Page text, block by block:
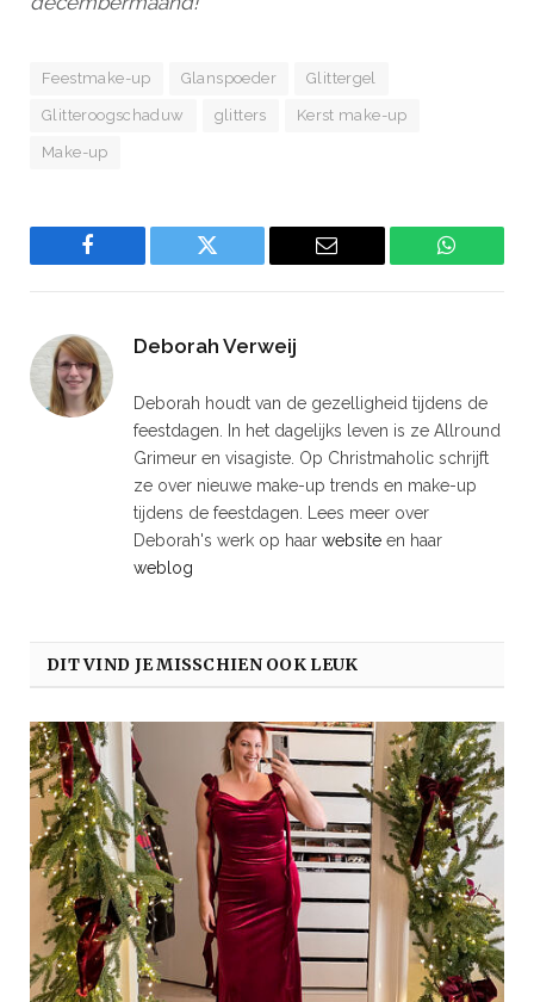
Feestmake-up Glanspoeder Glittergel
Glitteroogschaduw glitters Kerst make-up
Make-up
Facebook Twitter Email
Deborah Verweij
Deborah houdt van de gezelligheid tijdens de
feestdagen. In het dagelijks leven is ze Allround
Grimeur en visagiste. Op Christmaholic schrijft
ze over nieuwe make-up trends en make-up
tijdens de feestdagen. Lees meer over
Deborah's werk op haar website en haar
weblog
DIT VIND JE MISSCHIEN OOK LEUK